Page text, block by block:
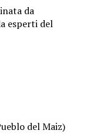
da
esperti del
del Maiz)